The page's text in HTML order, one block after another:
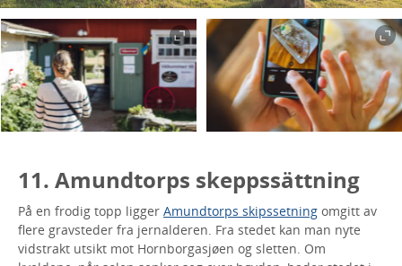
11. Amundtorps skeppssättning
På en frodig topp ligger Amundtorps skipssetning omgitt av
flere gravsteder fra jernalderen. Fra stedet kan man nyte
vidstrakt utsikt mot Hornborgasjøen og sletten. Om